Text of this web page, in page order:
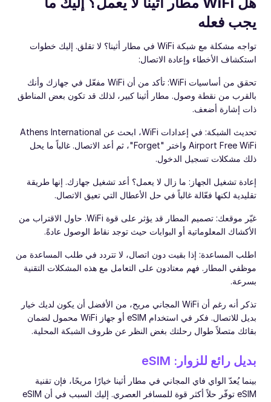
يجب فعله
تواجه مشكلة مع شبكة WiFi في مطار أثينا؟ لا تقلق. إليك خطوات
استكشاف الأخطاء وإعادة الاتصال:
تحقق من أساسيات WiFi: تأكد من أن WiFi مفعّل في جهازك وأنك
بالقرب من نقطة وصول. مطار أثينا كبير، لذلك قد تكون بعض المناطق
ذات إشارة أضعف.
تحديث الشبكة: في إعدادات WiFi، ابحث عن Athens International
Airport Free WiFi واختر "Forget"، ثم أعد الاتصال. غالباً ما يحل
ذلك مشكلات تسجيل الدخول.
إعادة تشغيل الجهاز: ما زال لا يعمل؟ أعد تشغيل جهازك. إنها طريقة
تقليدية لكنها فعّالة غالباً في حل الأعطال التي تعيق الاتصال.
غيّر موقعك: تصميم المطار قد يؤثر على قوة WiFi. حاول الاقتراب من
الأكشاك المعلوماتية أو البوابات حيث توجد نقاط الوصول عادةً.
اطلب المساعدة: إذا بقيت دون اتصال، لا تتردد في طلب المساعدة من
موظفي المطار. فهم معتادون على التعامل مع هذه المشكلات التقنية
بسرعة.
تذكر أنه رغم أن WiFi المجاني مريح، من الأفضل أن يكون لديك خيار
بديل للاتصال. فكر في استخدام eSIM أو جهاز WiFi محمول لضمان
بقائك متصلاً طوال رحلتك بغض النظر عن ظروف الشبكة المحلية.
بديل رائع للزوار: eSIM
بينما يُعدّ الواي فاي المجاني في مطار أثينا خيارًا مريحًا، فإن تقنية
eSIM توفّر حلاً أكثر قوة للمسافر العصري. إليك السبب في أن eSIM